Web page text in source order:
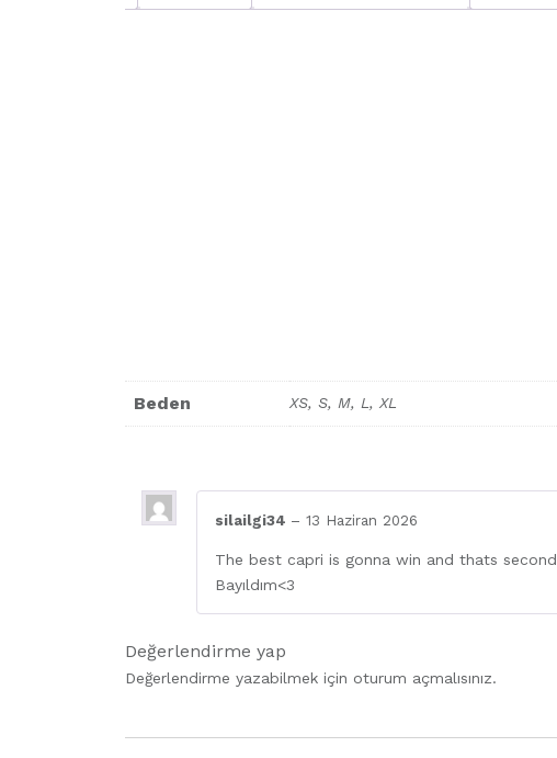
Beden XS, S, M, L, XL
silailgi34 – 13 Haziran 2026
The best capri is gonna win and thats
Bayıldım<3
Değerlendirme yap
Değerlendirme yazabilmek için oturum açmalısınız.